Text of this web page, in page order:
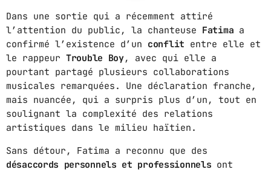
ABOUT US
MUSIC NEWS
SCHEDULE
TOP 10
STUDIO
PROMOTE
Dans une sortie qui a récemment attiré
l’attention du public, la chanteuse Fatima a
confirmé l’existence d’un conflit entre elle et
le rappeur Trouble Boy, avec qui elle a
pourtant partagé plusieurs collaborations
musicales remarquées. Une déclaration franche,
mais nuancée, qui a surpris plus d’un, tout en
soulignant la complexité des relations
artistiques dans le milieu haïtien.
Sans détour, Fatima a reconnu que des
désaccords personnels et professionnels ont